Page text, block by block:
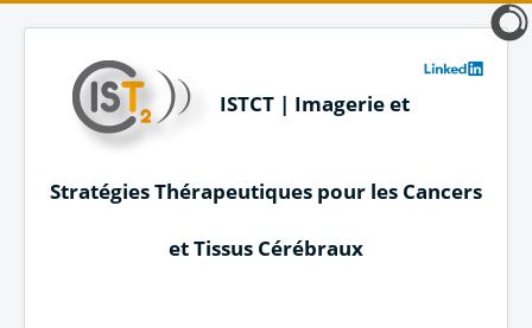
ISTCT | Imagerie et
Stratégies Thérapeutiques pour les Cancers
et Tissus Cérébraux